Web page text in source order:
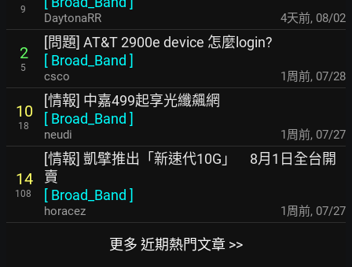
9
DaytonaRR 4天前, 08/02
2
5
[問題] AT&T 2900e device 怎麼login?
[ Broad_Band ]
csco 1周前, 07/28
10
18
[情報] 中嘉499起享光纖飆網
[ Broad_Band ]
neudi 1周前, 07/27
14
108
[情報] 凱擘推出「新速代10G」 8月1日全台開
賣
[ Broad_Band ]
horacez 1周前, 07/27
更多 近期熱門文章 >>